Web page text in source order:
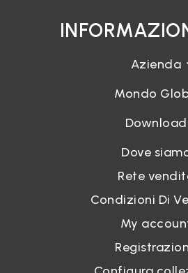
Azienda
Mondo
Download
Dove
Rete
Condizioni Di
My